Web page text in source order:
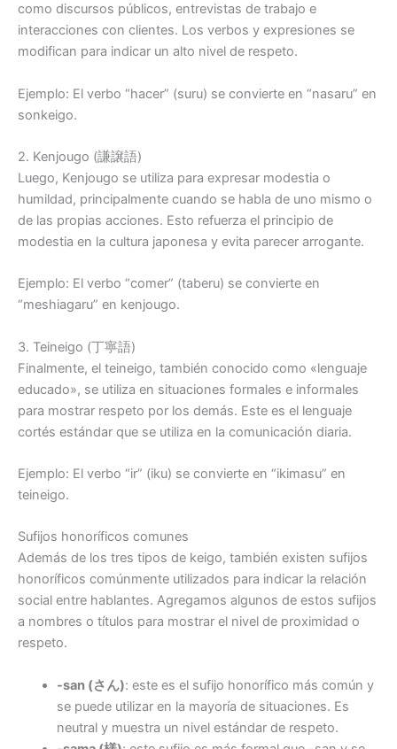
como discursos públicos, entrevistas de trabajo e
interacciones con clientes. Los verbos y expresiones se
modifican para indicar un alto nivel de respeto.
Ejemplo: El verbo “hacer” (suru) se convierte en “nasaru” en
sonkeigo.
2. Kenjougo (謙譲語)
Luego, Kenjougo se utiliza para expresar modestia o
humildad, principalmente cuando se habla de uno mismo o
de las propias acciones. Esto refuerza el principio de
modestia en la cultura japonesa y evita parecer arrogante.
Ejemplo: El verbo “comer” (taberu) se convierte en
“meshiagaru” en kenjougo.
3. Teineigo (丁寧語)
Finalmente, el teineigo, también conocido como «lenguaje
educado», se utiliza en situaciones formales e informales
para mostrar respeto por los demás. Este es el lenguaje
cortés estándar que se utiliza en la comunicación diaria.
Ejemplo: El verbo “ir” (iku) se convierte en “ikimasu” en
teineigo.
Sufijos honoríficos comunes
Además de los tres tipos de keigo, también existen sufijos
honoríficos comúnmente utilizados para indicar la relación
social entre hablantes. Agregamos algunos de estos sufijos
a nombres o títulos para mostrar el nivel de proximidad o
respeto.
-san (さん): este es el sufijo honorífico más común y
se puede utilizar en la mayoría de situaciones. Es
neutral y muestra un nivel estándar de respeto.